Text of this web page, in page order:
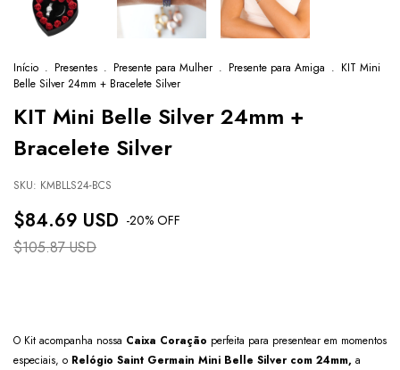
Início . Presentes . Presente para Mulher . Presente para Amiga . KIT Mini
Belle Silver 24mm + Bracelete Silver
KIT Mini Belle Silver 24mm +
Bracelete Silver
SKU: KMBLLS24-BCS
$84.69 USD -20% OFF
$105.87 USD
O Kit acompanha nossa Caixa Coração perfeita para presentear em momentos
especiais, o Relógio Saint Germain Mini Belle Silver com 24mm, a